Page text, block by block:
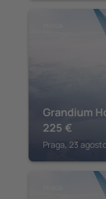
Grandium
225 €
Praga, 23